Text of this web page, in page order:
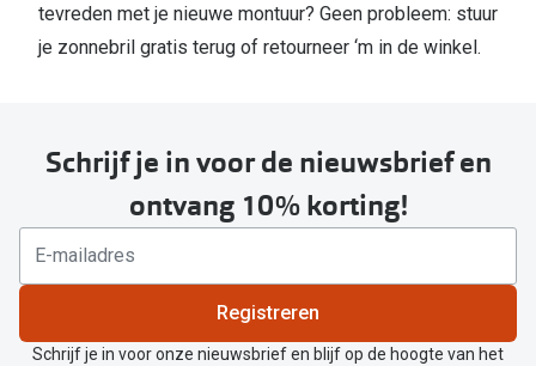
tevreden met je nieuwe montuur? Geen probleem: stuur
je zonnebril gratis terug of retourneer ‘m in de winkel.
Schrijf je in voor de nieuwsbrief en
ontvang 10% korting!
Registreren
Schrijf je in voor onze nieuwsbrief en blijf op de hoogte van het